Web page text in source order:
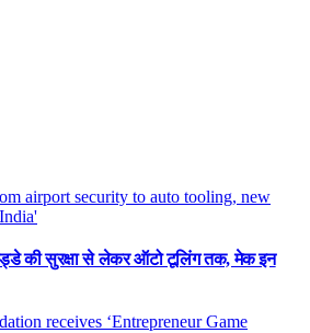
की सुरक्षा से लेकर ऑटो टूलिंग तक, मेक इन